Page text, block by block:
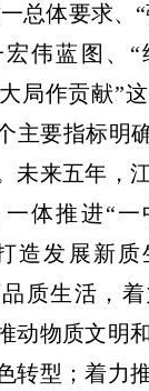
总体要求、
伟蓝图、“
局作贡献”
主要指标明
未来五年，
体推进“一
造发展新
质生活，
动物质文明
转型；着力